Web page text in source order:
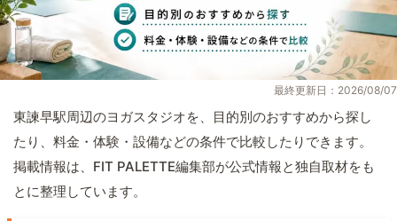
最終更新日：2026/08/07
東諫早駅周辺のヨガスタジオを、目的別のおすすめから探し
たり、料金・体験・設備などの条件で比較したりできます。
掲載情報は、FIT PALETTE編集部が公式情報と独自取材をも
とに整理しています。